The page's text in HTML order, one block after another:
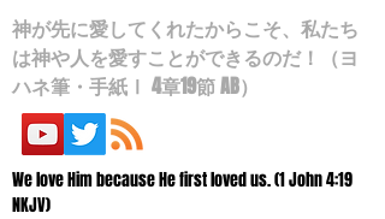
神が先に愛してくれたからこそ、私たち
は神や人を愛すことができるのだ！（ヨ
ハネ筆・手紙Ⅰ 4章19節 AB）
We love Him because He first loved us. (1 John 4:19
NKJV)